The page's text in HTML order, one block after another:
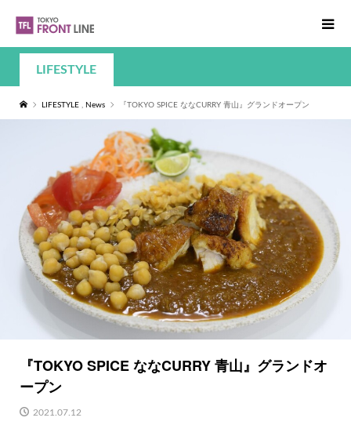
LIFESTYLE
LIFESTYLE , News 『TOKYO SPICE ななCURRY 青山』グランドオープン
『TOKYO SPICE ななCURRY 青山』グランドオ
ープン
2021.07.12